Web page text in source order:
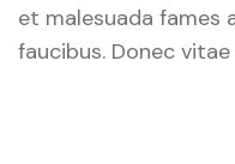
et malesuada fames
faucibus. Donec